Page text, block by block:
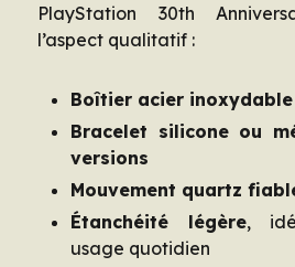
PlayStation 30th
l’aspect qualitatif :
Boîtier acier inoxydable
Bracelet silicone ou
versions
Mouvement quartz
Étanchéité légère,
usage quotidien